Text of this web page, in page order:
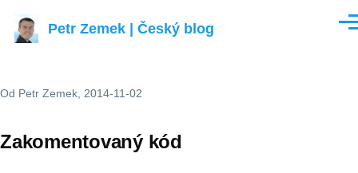
Petr Zemek | Český blog
Od Petr Zemek , 2014-11-02
Zakomentovaný kód